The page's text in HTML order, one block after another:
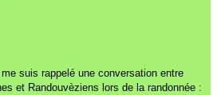
suis rappelé une conversation entre
et Randouvèziens lors de la randonnée :